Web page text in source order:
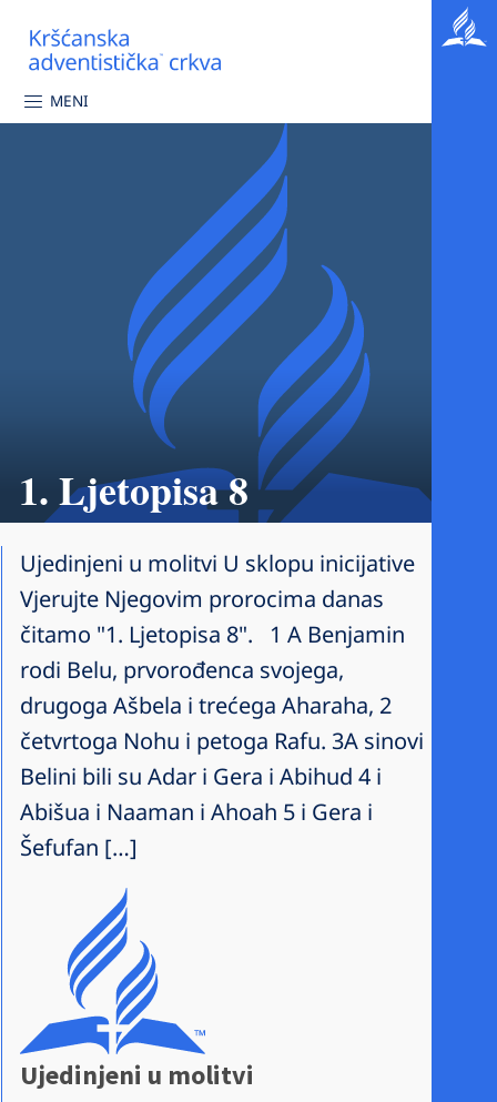
MENI
1. Ljetopisa 8
Ujedinjeni u molitvi U sklopu inicijative
Vjerujte Njegovim prorocima danas
čitamo "1. Ljetopisa 8". 1 A Benjamin
rodi Belu, prvorođenca svojega,
drugoga Ašbela i trećega Aharaha, 2
četvrtoga Nohu i petoga Rafu. 3A sinovi
Belini bili su Adar i Gera i Abihud 4 i
Abišua i Naaman i Ahoah 5 i Gera i
Šefufan […]
Ujedinjeni u molitvi